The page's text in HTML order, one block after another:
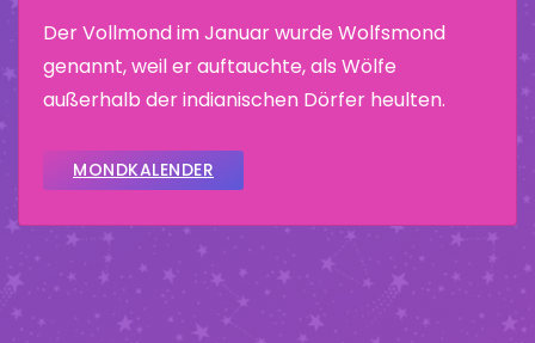
Der Vollmond im Januar wurde Wolfsmond
genannt, weil er auftauchte, als Wölfe
außerhalb der indianischen Dörfer heulten.
MONDKALENDER